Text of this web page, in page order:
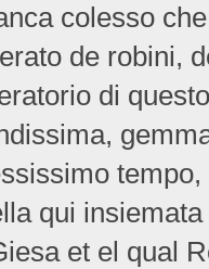
colesso
de robini,
di
qui
et el qual